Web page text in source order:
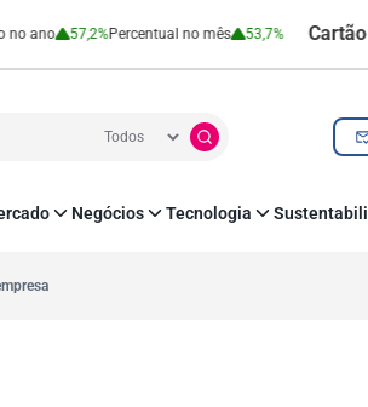
57,2%Percentual no mês 53,7% Cartão de
Negócios Tecnologia